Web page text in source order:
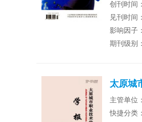
创刊时间：
见刊时间：
影响因子：
期刊级别：
太原城
主管单位：
快捷分类：